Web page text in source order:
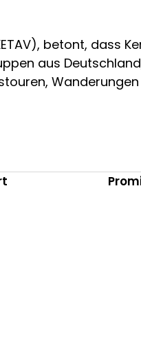
betont, dass
aus